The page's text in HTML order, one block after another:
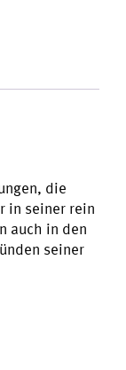
die
in seiner rein
auch in den
seiner